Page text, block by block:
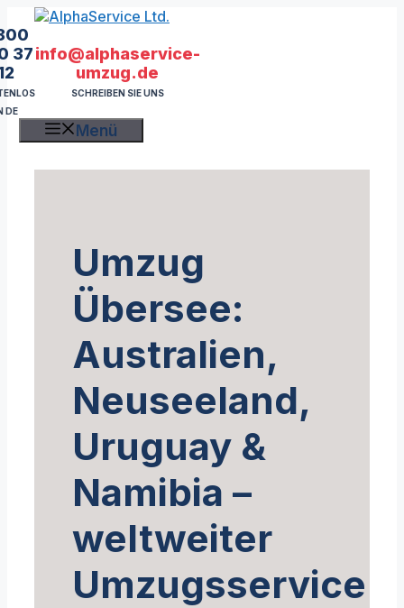
Zum
Inhalt
springen
37
DE
info@alphaservice-
umzug.de
SCHREIBEN SIE UNS
Menü
Umzug
Übersee:
Australien,
Neuseeland,
Uruguay &
Namibia –
weltweiter
Umzugsservice